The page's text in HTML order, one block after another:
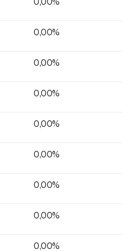
0,00%
0,00%
0,00%
0,00%
0,00%
0,00%
0,00%
0,00%